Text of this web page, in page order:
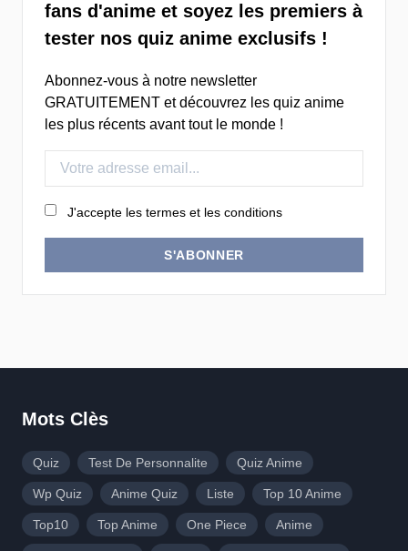
fans d'anime et soyez les premiers à
tester nos quiz anime exclusifs !
Abonnez-vous à notre newsletter
GRATUITEMENT et découvrez les quiz anime
les plus récents avant tout le monde !
J'accepte les termes et les conditions
S'ABONNER
Mots Clès
Quiz Test De Personnalite Quiz Anime
Wp Quiz Anime Quiz Liste Top 10 Anime
Top10 Top Anime One Piece Anime